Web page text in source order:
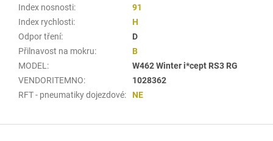
Index nosnosti:
91
Index rychlosti:
H
Odpor tření:
D
Přilnavost na mokru:
B
MODEL :
W462 Winter i*cept RS3 RG
VENDORITEMNO:
1028362
RFT - pneumatiky dojezdové: NE